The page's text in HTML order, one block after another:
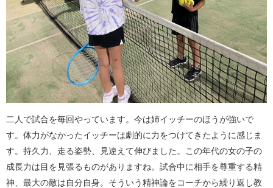
二人で試合を毎回やっています。今は姉イッチーのほうが強いで
す。体力がなかったイッチーは劇的に力をつけてきたように感じま
す。持久力、走る姿勢、見違えて伸びました。この年代の女の子の
成長力は目を見張るものがありますね。試合中に相手を尊重する精
神、最大の敵は自分自身。そういう精神論をコーチから繰り返し教